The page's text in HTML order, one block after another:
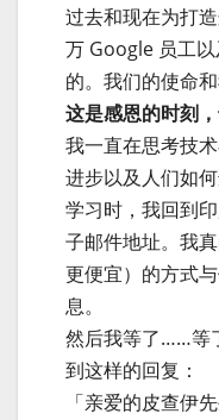
过去和现在为打
万 Google 员工
的。我们的使命
这是感恩的时刻
我一直在思考技
进步以及人们如
学习时，我回到
子邮件地址。我
更便宜）的方式
息。
然后我等了……等
到这样的回复：
「亲爱的皮查伊